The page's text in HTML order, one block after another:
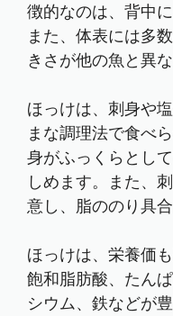
徴的なのは、背中
また、体表には多
きさが他の魚と異
ほっけは、刺身や
まな調理法で食べ
身がふっくらとし
しめます。また、
意し、脂ののり具
ほっけは、栄養価
飽和脂肪酸、たん
シウム、鉄などが